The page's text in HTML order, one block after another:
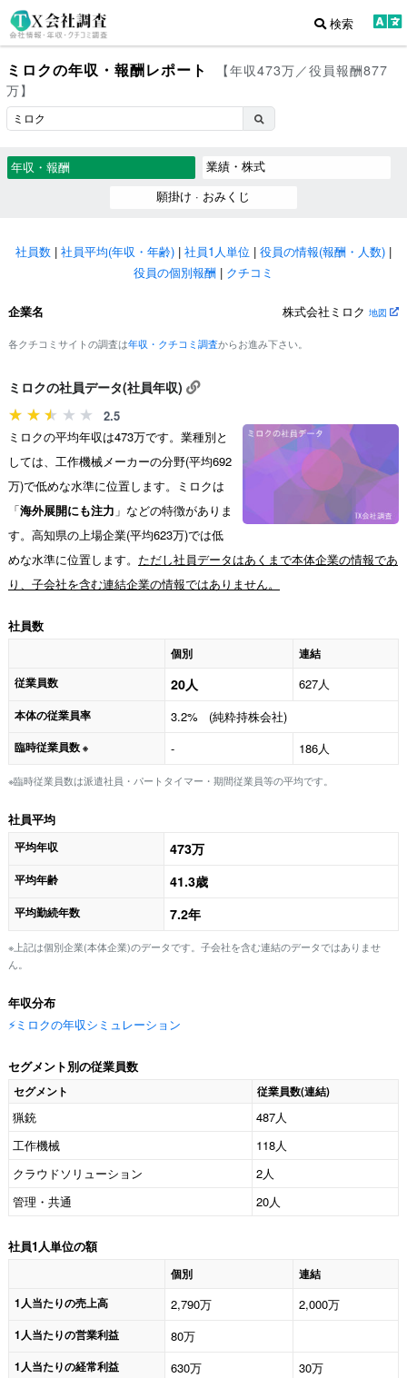
検索
ミロクの年収・報酬レポート
【年収473万／役員報酬877
万】
年収・報酬
業績・株式
願掛け · おみくじ
社員数 | 社員平均(年収・年齢) | 社員1人単位 | 役員の情報(報酬・人数) |
役員の個別報酬 | クチコミ
企業名 株式会社ミロク 地図
各クチコミサイトの調査は年収・クチコミ調査からお進み下さい。
ミロクの社員データ(社員年収)
2.5
ミロクの平均年収は473万です。業種別と
しては、工作機械メーカーの分野(平均692
万)で低めな水準に位置します。ミロクは
「海外展開にも注力 」などの特徴がありま
す。高知県の上場企業(平均623万)では低
めな水準に位置します。 ただし社員データはあくまで本体企業の情報であ
り、子会社を含む連結企業の情報ではありません。
社員数
個別
連結
従業員数
20人 627人
本体の従業員率 3.2% (純粋持株会社)
臨時従業員数 ※ - 186人
※臨時従業員数は派遣社員・パートタイマー・期間従業員等の平均です。
社員平均
平均年収 473万
平均年齢 41.3歳
平均勤続年数 7.2年
※上記は個別企業(本体企業)のデータです。子会社を含む連結のデータではありませ
ん。
年収分布
⚡️ミロクの年収シミュレーション
セグメント別の従業員数
セグメント 従業員数(連結)
猟銃
487人
工作機械
118人
クラウドソリューション
2人
管理・共通
20人
社員1人単位の額
個別
連結
1人当たりの売上高
2,790万 2,000万
1人当たりの営業利益 80万
1人当たりの経常利益 630万 30万